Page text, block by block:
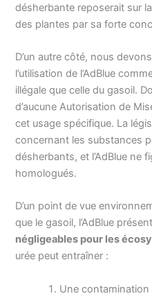
désherbante reposerait sur
des plantes par sa forte
D’un autre côté, nous
l’utilisation de l’AdBlue
illégale que celle du gasoil.
d’aucune Autorisation de
cet usage spécifique. La
concernant les substances
désherbants, et l’AdBlue ne
homologués.
D’un point de vue
que le gasoil, l’AdBlue
négligeables pour les
urée peut entraîner :
Une